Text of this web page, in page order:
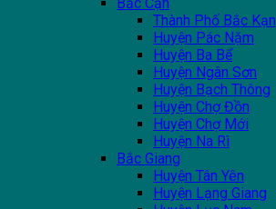
Thành Phố Bắc Kạn
Huyện Pác Nặm
Huyện Ba Bể
Huyện Ngân Sơn
Huyện Bạch Thông
Huyện Chợ Đồn
Huyện Chợ Mới
Huyện Na Rì
Bắc Giang
Huyện Tân Yên
Huyện Lạng Giang